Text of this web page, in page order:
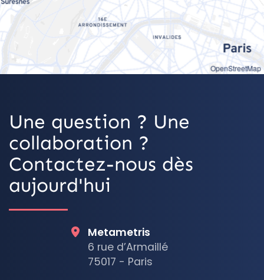
OpenStreetMap
Une question ? Une
collaboration ?
Contactez-nous dès
aujourd'hui
Metametris
6 rue d’Armaillé
75017 - Paris